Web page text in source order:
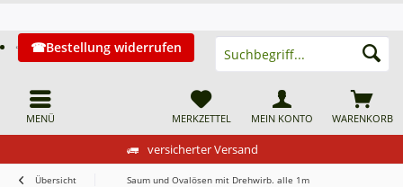
versicherter Versand
MENÜ
Bestellung widerrufen
WARENKORB
MERKZETTEL MEIN KONTO
Übersicht Saum und Ovalösen mit Drehwirb. alle 1m